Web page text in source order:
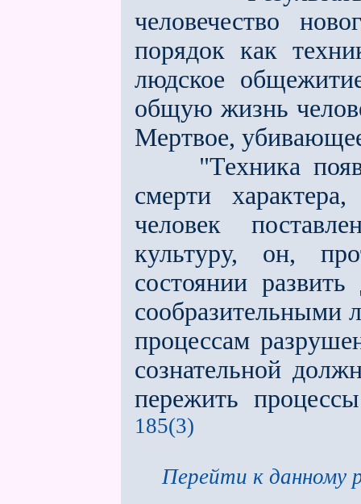
человечество
порядок как
людское
общую жизнь
Мeртвое,
"Техника
смерти
человек
культуру, он,
состоянии
сообразительными
процессам
сознательной
пережить
185(3)
Перейти к данному